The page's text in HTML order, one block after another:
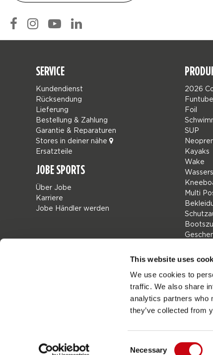
This website uses
We use cookies to
traffic. We also share
analytics partners who
they’ve collected from
Necessary
SERVICE
Kundendienst
Rücksendung
Lieferung
Bestellung & Zahlung
Garantie & Reparaturen
Stores in deiner nähe
Ersatzteile
JOBE SPORTS
Über Jobe
Karriere
Jobe Händler werden
2026
Foil
SUP
Kayaks
Wake
Multi
SALE
Mix &
Germany